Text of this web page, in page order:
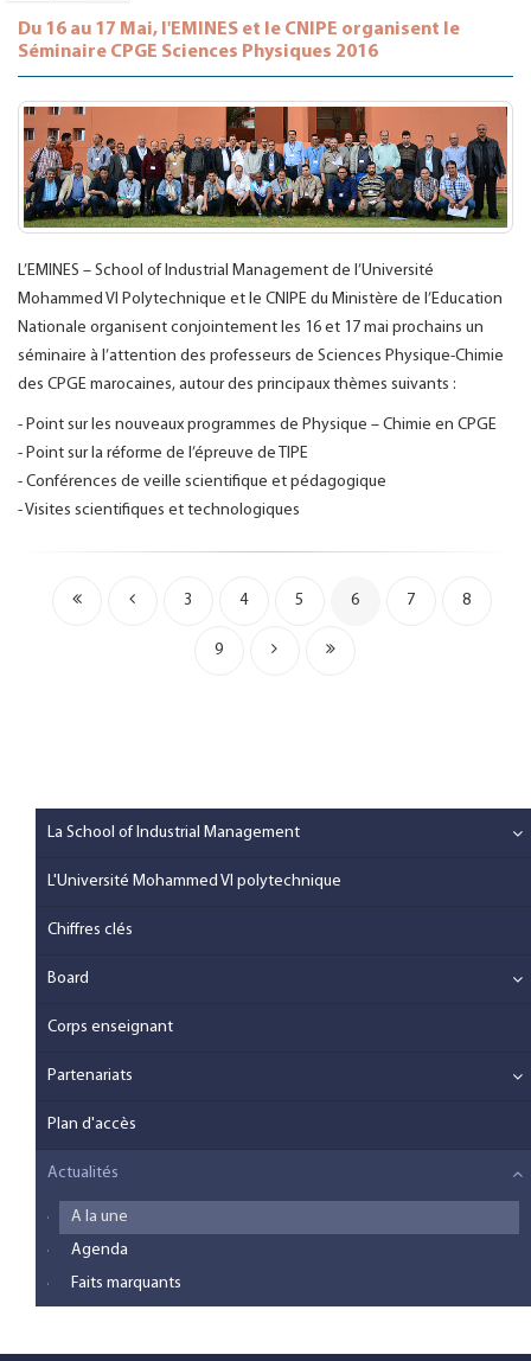
Du 16 au 17 Mai, l'EMINES et le CNIPE organisent le
Séminaire CPGE Sciences Physiques 2016
L’EMINES – School of Industrial Management de l’Université
Mohammed VI Polytechnique et le CNIPE du Ministère de l’Education
Nationale organisent conjointement les 16 et 17 mai prochains un
séminaire à l’attention des professeurs de Sciences Physique-Chimie
des CPGE marocaines, autour des principaux thèmes suivants :
- Point sur les nouveaux programmes de Physique – Chimie en CPGE
- Point sur la réforme de l’épreuve de TIPE
- Conférences de veille scientifique et pédagogique
- Visites scientifiques et technologiques
3 4 5 6 7 8
9
La School of Industrial Management
L'Université Mohammed VI polytechnique
Chiffres clés
Board
Corps enseignant
Partenariats
Plan d'accès
Actualités
A la une
Agenda
Faits marquants